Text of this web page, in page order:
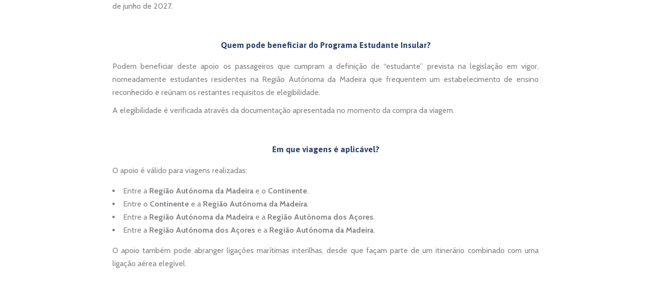
de junho de 2027.
Quem pode beneficiar do Programa Estudante Insular?
Podem beneficiar deste apoio os passageiros que cumpram a definição de “estudante” prevista na legislação em vigor,
nomeadamente estudantes residentes na Região Autónoma da Madeira que frequentem um estabelecimento de ensino
reconhecido e reúnam os restantes requisitos de elegibilidade.
A elegibilidade é verificada através da documentação apresentada no momento da compra da viagem.
Em que viagens é aplicável?
O apoio é válido para viagens realizadas:
Entre a Região Autónoma da Madeira e o Continente.
Entre o Continente e a Região Autónoma da Madeira.
Entre a Região Autónoma da Madeira e a Região Autónoma dos Açores.
Entre a Região Autónoma dos Açores e a Região Autónoma da Madeira.
O apoio também pode abranger ligações marítimas interilhas, desde que façam parte de um itinerário combinado com uma
ligação aérea elegível.